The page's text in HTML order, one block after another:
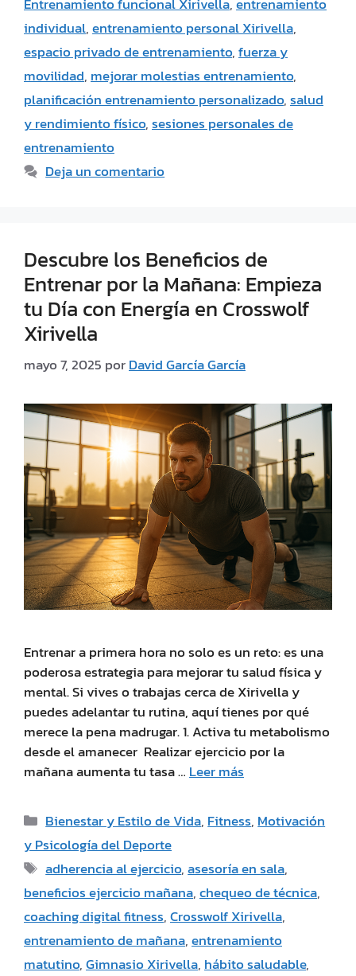
Entrenamiento funcional Xirivella,entrenamiento
individual,entrenamiento personal Xirivella,
espacio privado de entrenamiento,fuerza y
movilidad,mejorar molestias entrenamiento,
planificación entrenamiento personalizado,salud
y rendimiento físico,sesiones personales de
entrenamiento
Deja un comentario
Descubre los Beneficios de
Entrenar por la Mañana: Empieza
tu Día con Energía en Crosswolf
Xirivella
mayo 7, 2025 porDavid García García
Entrenar a primera hora no solo es un reto: es una
poderosa estrategia para mejorar tu salud física y
mental. Si vives o trabajas cerca de Xirivella y
puedes adelantar tu rutina, aquí tienes por qué
merece la pena madrugar. 1. Activa tu metabolismo
desde el amanecer Realizar ejercicio por la
mañana aumenta tu tasa … Leer más
Bienestar y Estilo de Vida, Fitness, Motivación
y Psicología del Deporte
adherencia al ejercicio,asesoría en sala,
beneficios ejercicio mañana,chequeo de técnica,
coaching digital fitness,Crosswolf Xirivella,
entrenamiento de mañana,entrenamiento
matutino,Gimnasio Xirivella, hábito saludable,